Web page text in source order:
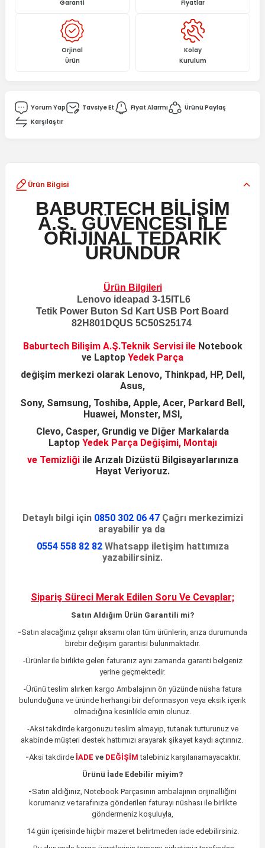
Garanti
Fiyatlar
Orjinal
Ürün
Kolay
Kurulum
Yorum Yap Tavsiye Et Fiyat Alarmı
Ürünü Paylaş
Karşılaştır
Ürün Bilgisi
BABURTECH BİLİŞİM
A.Ş. GÜVENCESİ İLE
ORİJİNAL TEDARİK
ÜRÜNDÜR
Ürün Bilgileri
Lenovo ideapad 3-15ITL6
Tetik Power Buton Sd Kart USB Port Board
82H801DQUS 5C50S25174
Baburtech Bilişim A.Ş.Teknik Servisi ile Notebook
ve Laptop Yedek Parça
değişim merkezi olarak Lenovo, Thinkpad, HP, Dell,
Asus,
Sony, Samsung, Toshiba, Apple, Acer, Parkard Bell,
Huawei, Monster, MSI,
Clevo, Casper, Grundig ve Diğer Markalarda
Laptop Yedek Parça Değişimi, Montajı
ve Temizliği ile Arızalı Dizüstü Bilgisayarlarınıza
Hayat Veriyoruz.
Detaylı bilgi için 0850 302 06 47Çağrı merkezimizi
arayabilir ya da
0554 558 82 82Whatsapp iletişim hattımıza
yazabilirsiniz.
Sipariş Süreci Merak Edilen Soru Ve Cevaplar;
Satın Aldığım Ürün Garantili mi?
-Satın alacağınız çalışır aksamı olan tüm ürünlerin, arıza durumunda
birebir değişim garantisi bulunmaktadır.
-Ürünler ile birlikte gelen faturanız aynı zamanda garanti belgeniz
yerine geçmektedir.
-Ürünü teslim alırken kargo Ambalajının ön yüzünde nüsha fatura
bulunduğuna ve üründe herhangi bir deformasyon veya eksik içerik
olmadığına kesinlikle emin olunuz.
-Aksi takdirde kargonuzu teslim almayıp, tutanak tutturunuz ve
akabinde müşteri destek hattımızı arayarak şikayet kaydı açtırınız.
-Aksi takdirde İADE ve DEĞİŞİM talebiniz karşılanamayacaktır.
Ürünü İade Edebilir miyim?
-Satın aldığınız, Notebook Parçasının ambalajının orijinalliğini
korumanız ve tarafınıza gönderilen faturayı nüshası ile birlikte
göndermeniz koşuluyla,
14 gün içerisinde hiçbir mazeret belirtmeden iade edebilirsiniz.